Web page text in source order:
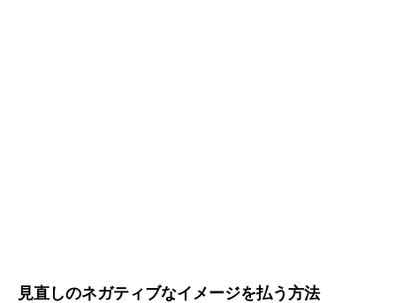
見直しのネガティブなイメージを払う方法